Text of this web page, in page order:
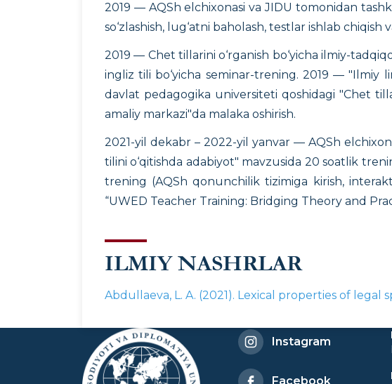
2019 — AQSh elchixonasi va JIDU tomonidan
so‘zlashish, lug‘atni baholash, testlar ishlab chiqish
2019 — Chet tillarini o‘rganish bo‘yicha ilmiy-
ingliz tili bo‘yicha seminar-trening. 2019 — "Ilmiy
davlat pedagogika universiteti qoshidagi "Chet
amaliy markazi"da malaka oshirish.
2021-yil dekabr – 2022-yil yanvar — AQSh
tilini o‘qitishda adabiyot" mavzusida 20 soatlik
trening (AQSh qonunchilik tizimiga kirish,
“UWED Teacher Training: Bridging Theory and
ILMIY NASHRLAR
Abdullaeva, L. A. (2021). Lexical properties of legal
Instagram
Facebook